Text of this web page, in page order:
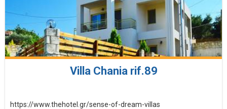
Villa Chania rif.89
https://www.thehotel.gr/sense-of-dream-villas